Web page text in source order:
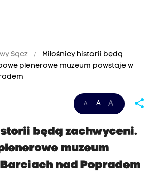
Sącz
Miłośnicy historii będą
plenerowe muzeum powstaje w
A A A share
będą zachwyceni.
muzeum
nad Popradem